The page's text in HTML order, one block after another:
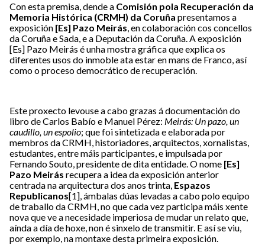
Con esta premisa, dende a Comisión pola Recuperación da
Memoria Histórica (CRMH) da Coruña presentamos a
exposición [Es] Pazo Meirás, en colaboración cos concellos
da Coruña e Sada, e a Deputación da Coruña. A exposición
[Es] Pazo Meirás é unha mostra gráfica que explica os
diferentes usos do inmoble ata estar en mans de Franco, así
como o proceso democrático de recuperación.
Este proxecto levouse a cabo grazas á documentación do
libro de Carlos Babío e Manuel Pérez: Meirás: Un pazo, un
caudillo, un espolio; que foi sintetizada e elaborada por
membros da CRMH, historiadores, arquitectos, xornalistas,
estudantes, entre máis participantes, e impulsada por
Fernando Souto, presidente de dita entidade. O nome [Es]
Pazo Meirás recupera a idea da exposición anterior
centrada na arquitectura dos anos trinta, Espazos
Republicanos[1], ámbalas dúas levadas a cabo polo equipo
de traballo da CRMH, no que cada vez participa máis xente
nova que ve a necesidade imperiosa de mudar un relato que,
aínda a día de hoxe, non é sinxelo de transmitir. E así se viu,
por exemplo, na montaxe desta primeira exposición.